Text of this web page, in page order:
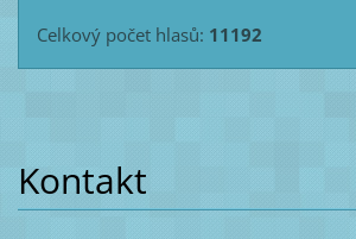
Celkový počet hlasů: 11192
Kontakt